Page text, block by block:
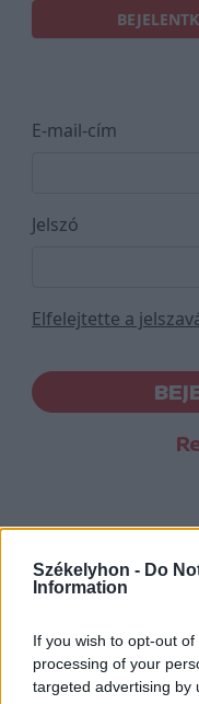
Székelyhon - Do
Information
If you wish to opt-out
processing of your
targeted advertising by
E-mail-cím
Jelszó
Elfelejtette a